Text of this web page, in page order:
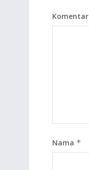
Komentar
Nama *